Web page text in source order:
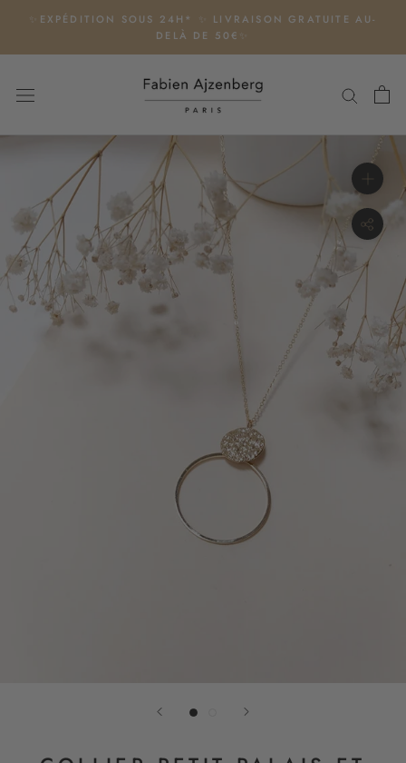
contenu
✨EXPÉDITION SOUS 24H* ✨ LIVRAISON GRATUITE AU-
DELÀ DE 50€✨